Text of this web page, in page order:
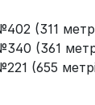
(311
(361
(655